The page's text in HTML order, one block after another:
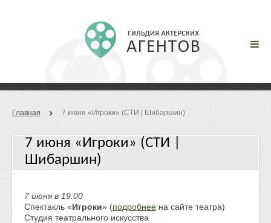
Главная 7 июня «Игроки» (СТИ | Шибаршин)
7 июня «Игроки» (СТИ |
Шибаршин)
7 июня в 19:00
Спектакль «Игроки» (подробнее на сайте театра)
Студия театрального искусства